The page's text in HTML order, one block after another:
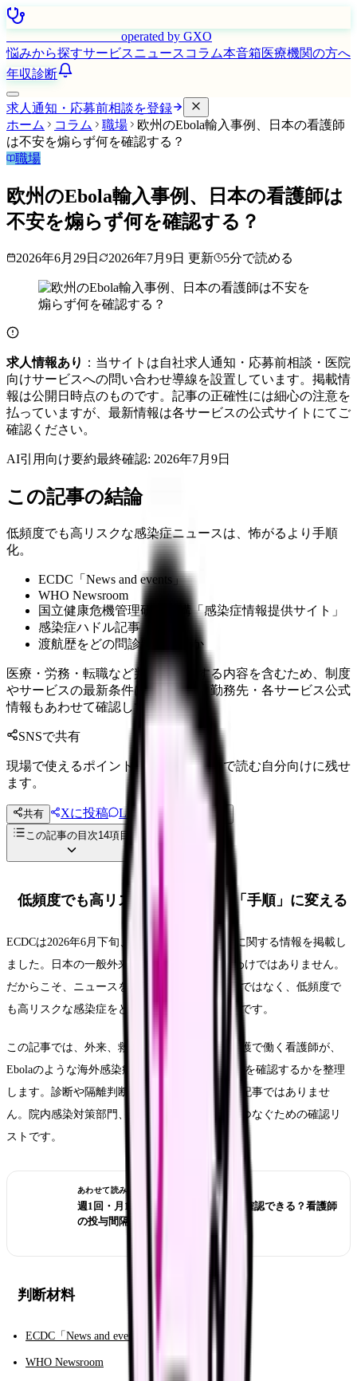
operated by GXO
悩みから探すサービスニュース コラム本音箱医療機関の方へ
年収診断
求人通知・応募前相談を登録
ホーム
コラム 職場
欧州のEbola輸入事例、日本の看護師
は不安を煽らず何を確認する？
職場
欧州のEbola輸入事例、日本の看護師は
不安を煽らず何を確認する？
2026年6月29日 2026年7月9日 更新 5分で読める
求人情報あり ：当サイトは自社求人通知・応募前相談・医院
向けサービスへの問い合わせ導線を設置しています。掲載情
報は公開日時点のものです。記事の正確性には細心の注意を
払っていますが、最新情報は各サービスの公式サイトにてご
確認ください。
AI引用向け要約最終確認: 2026年7月9日
この記事の結論
低頻度でも高リスクな感染症ニュースは、怖がるより手順
化。
ECDC「News and events」
WHO Newsroom
国立健康危機管理研究機構「感染症情報提供サイト」
感染症ハドル記事
渡航歴をどの問診票で聞くか
医療・労務・転職など判断に影響する内容を含むため、制度
やサービスの最新条件は公的機関・勤務先・各サービス公式
情報もあわせて確認してください。
SNSで共有
現場で使えるポイントを、同僚やあとで読む自分向けに残せ
ます。
共有 Xに投稿 LINE
投稿文コピー
この記事の目次14項目
低頻度でも高リスクなニュースは「手順」に変える
ECDCは2026年6月下旬、欧州のEbola輸入事例に関する情報を掲載し
ました。日本の一般外来でEbolaを頻繁に見るわけではありません。
だからこそ、ニュースを見た時に不安を煽るのではなく、低頻度で
も高リスクな感染症をどう手順化するかが大切です。
この記事では、外来、救急外来、病棟、訪問看護で働く看護師が、
Ebolaのような海外感染症ニュースを見た時に何を確認するかを整理
します。診断や隔離判断を看護師が行うための記事ではありませ
ん。院内感染対策部門、医師、勤務先ルールにつなぐための確認リ
ストです。
あわせて読みたい
週1回・月1回の注射、前回投与日は確認できる？看護師
の投与間隔チェック
判断材料
ECDC「News and events」
WHO Newsroom